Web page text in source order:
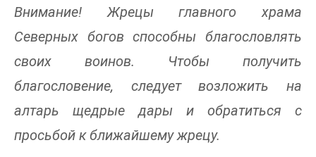
Внимание! Жрецы главного храма
Северных богов способны благословлять
своих воинов. Чтобы получить
благословение, следует возложить на
алтарь щедрые дары и обратиться с
просьбой к ближайшему жрецу.